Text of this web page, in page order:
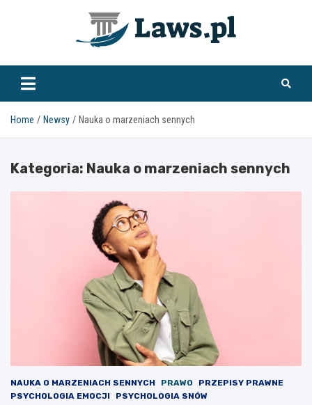
www.laws.pl
Home Newsy Nauka o marzeniach sennych
Kategoria: Nauka o marzeniach sennych
NAUKA O MARZENIACH SENNYCH PRAWO
PRZEPISY PRAWNE
PSYCHOLOGIA EMOCJI
PSYCHOLOGIA SNÓW